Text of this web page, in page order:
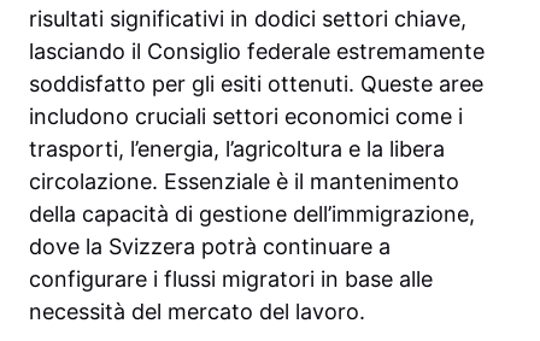
risultati significativi in dodici settori chiave,
lasciando il Consiglio federale estremamente
soddisfatto per gli esiti ottenuti. Queste aree
includono cruciali settori economici come i
trasporti, l’energia, l’agricoltura e la libera
circolazione. Essenziale è il mantenimento
della capacità di gestione dell’immigrazione,
dove la Svizzera potrà continuare a
configurare i flussi migratori in base alle
necessità del mercato del lavoro.